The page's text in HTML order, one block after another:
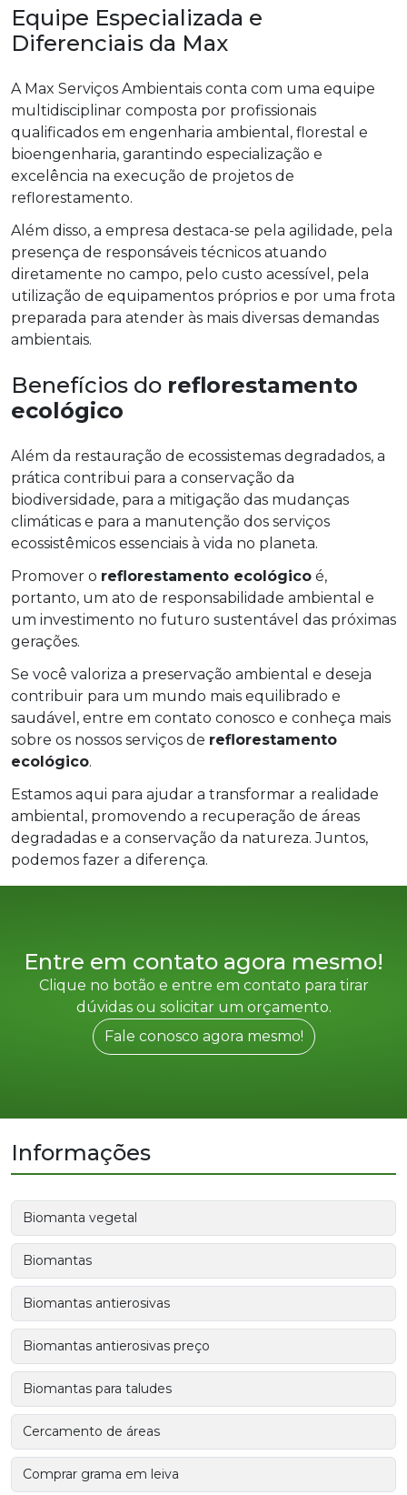
Equipe Especializada e
Diferenciais da Max
A Max Serviços Ambientais conta com uma equipe
multidisciplinar composta por profissionais
qualificados em engenharia ambiental, florestal e
bioengenharia, garantindo especialização e
excelência na execução de projetos de
reflorestamento.
Além disso, a empresa destaca-se pela agilidade, pela
presença de responsáveis técnicos atuando
diretamente no campo, pelo custo acessível, pela
utilização de equipamentos próprios e por uma frota
preparada para atender às mais diversas demandas
ambientais.
Benefícios do reflorestamento
ecológico
Além da restauração de ecossistemas degradados, a
prática contribui para a conservação da
biodiversidade, para a mitigação das mudanças
climáticas e para a manutenção dos serviços
ecossistêmicos essenciais à vida no planeta.
Promover o reflorestamento ecológico é,
portanto, um ato de responsabilidade ambiental e
um investimento no futuro sustentável das próximas
gerações.
Se você valoriza a preservação ambiental e deseja
contribuir para um mundo mais equilibrado e
saudável, entre em contato conosco e conheça mais
sobre os nossos serviços de reflorestamento
ecológico.
Estamos aqui para ajudar a transformar a realidade
ambiental, promovendo a recuperação de áreas
degradadas e a conservação da natureza. Juntos,
podemos fazer a diferença.
Entre em contato agora mesmo!
Clique no botão e entre em contato para tirar
dúvidas ou solicitar um orçamento.
Fale conosco agora mesmo!
Informações
Biomanta vegetal
Biomantas
Biomantas antierosivas
Biomantas antierosivas preço
Biomantas para taludes
Cercamento de áreas
Comprar grama em leiva